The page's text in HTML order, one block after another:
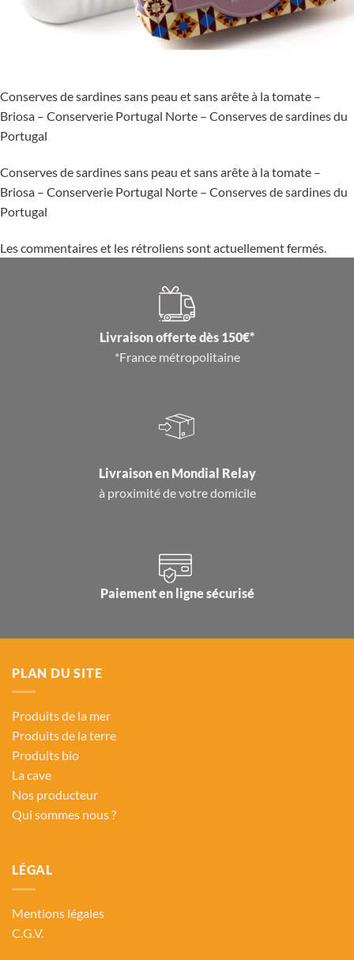
Conserves de sardines sans peau et sans arête à la tomate –
Briosa – Conserverie Portugal Norte – Conserves de sardines du
Portugal
Conserves de sardines sans peau et sans arête à la tomate –
Briosa – Conserverie Portugal Norte – Conserves de sardines du
Portugal
Les commentaires et les rétroliens sont actuellement fermés.
Livraison offerte dès 150€*
*France métropolitaine
Livraison en Mondial Relay
à proximité de votre domicile
Paiement en ligne sécurisé
PLAN DU SITE
Produits de la mer
Produits de la terre
Produits bio
La cave
Nos producteur
Qui sommes nous ?
LÉGAL
Mentions légales
C.G.V.